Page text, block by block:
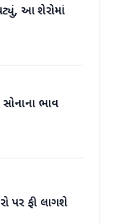
આ શેરોમાં
ભાવ
પર ફી લાગશે